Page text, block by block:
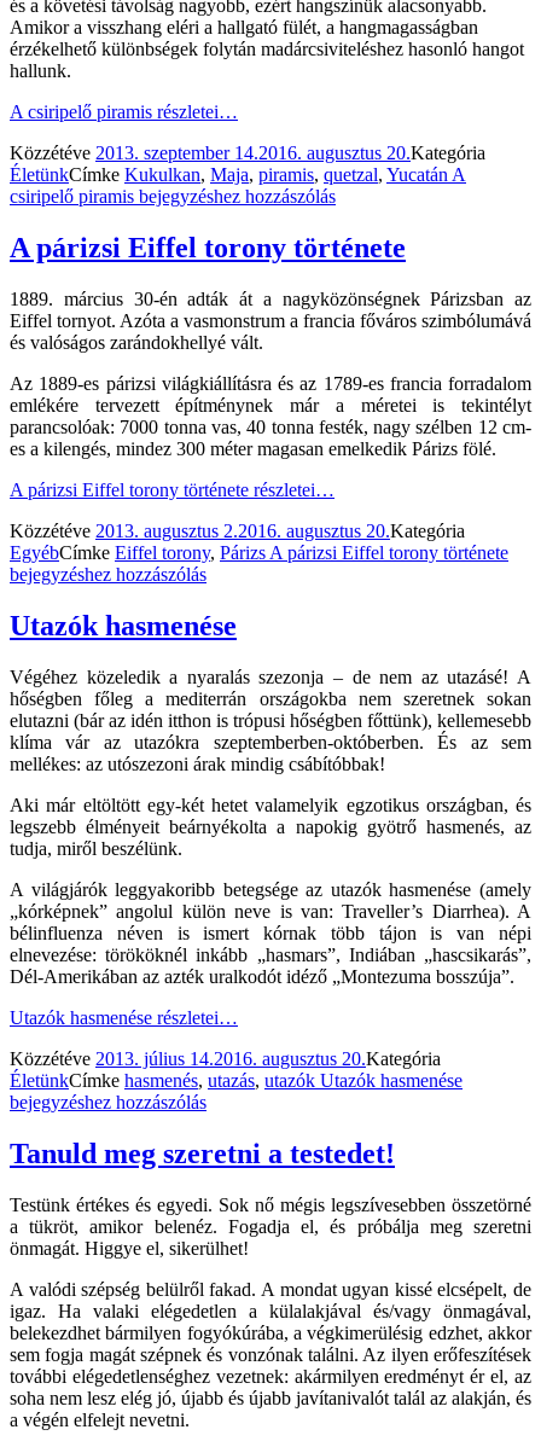
és a követési távolság nagyobb, ezért hangszínük alacsonyabb.
Amikor a visszhang eléri a hallgató fülét, a hangmagasságban
érzékelhető különbségek folytán madárcsiviteléshez hasonló hangot
hallunk.
A csiripelő piramis részletei…
Közzétéve 2013. szeptember 14.2016. augusztus 20.Kategória
ÉletünkCímke Kukulkan, Maja, piramis, quetzal, Yucatán A
csiripelő piramis bejegyzéshez hozzászólás
A párizsi Eiffel torony története
1889. március 30-én adták át a nagyközönségnek Párizsban az
Eiffel tornyot. Azóta a vasmonstrum a francia főváros szimbólumává
és valóságos zarándokhellyé vált.
Az 1889-es párizsi világkiállításra és az 1789-es francia forradalom
emlékére tervezett építménynek már a méretei is tekintélyt
parancsolóak: 7000 tonna vas, 40 tonna festék, nagy szélben 12 cm-
es a kilengés, mindez 300 méter magasan emelkedik Párizs fölé.
A párizsi Eiffel torony története részletei…
Közzétéve 2013. augusztus 2.2016. augusztus 20.Kategória
EgyébCímke Eiffel torony, Párizs A párizsi Eiffel torony története
bejegyzéshez hozzászólás
Utazók hasmenése
Végéhez közeledik a nyaralás szezonja – de nem az utazásé! A
hőségben főleg a mediterrán országokba nem szeretnek sokan
elutazni (bár az idén itthon is trópusi hőségben főttünk), kellemesebb
klíma vár az utazókra szeptemberben-októberben. És az sem
mellékes: az utószezoni árak mindig csábítóbbak!
Aki már eltöltött egy-két hetet valamelyik egzotikus országban, és
legszebb élményeit beárnyékolta a napokig gyötrő hasmenés, az
tudja, miről beszélünk.
A világjárók leggyakoribb betegsége az utazók hasmenése (amely
„kórképnek” angolul külön neve is van: Traveller’s Diarrhea). A
bélinfluenza néven is ismert kórnak több tájon is van népi
elnevezése: törököknél inkább „hasmars”, Indiában „hascsikarás”,
Dél-Amerikában az azték uralkodót idéző „Montezuma bosszúja”.
Utazók hasmenése részletei…
Közzétéve 2013. július 14.2016. augusztus 20.Kategória
ÉletünkCímke hasmenés, utazás, utazók Utazók hasmenése
bejegyzéshez hozzászólás
Tanuld meg szeretni a testedet!
Testünk értékes és egyedi. Sok nő mégis legszívesebben összetörné
a tükröt, amikor belenéz. Fogadja el, és próbálja meg szeretni
önmagát. Higgye el, sikerülhet!
A valódi szépség belülről fakad. A mondat ugyan kissé elcsépelt, de
igaz. Ha valaki elégedetlen a külalakjával és/vagy önmagával,
belekezdhet bármilyen fogyókúrába, a végkimerülésig edzhet, akkor
sem fogja magát szépnek és vonzónak találni. Az ilyen erőfeszítések
további elégedetlenséghez vezetnek: akármilyen eredményt ér el, az
soha nem lesz elég jó, újabb és újabb javítanivalót talál az alakján, és
a végén elfelejt nevetni.